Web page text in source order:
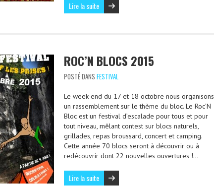
Lire la suite
ROC’N BLOCS 2015
POSTÉ DANS FESTIVAL
Le week-end du 17 et 18 octobre nous organisons
un rassemblement sur le thème du bloc. Le Roc’N
Bloc est un festival d’escalade pour tous et pour
tout niveau, mêlant contest sur blocs naturels,
grillades, repas broussard, concert et camping.
Cette année 70 blocs seront à découvrir ou à
redécouvrir dont 22 nouvelles ouvertures !…
Lire la suite